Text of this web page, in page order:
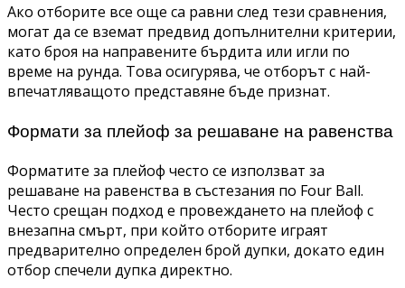
Ако отборите все още са равни след тези сравнения,
могат да се вземат предвид допълнителни критерии,
като броя на направените бърдита или игли по
време на рунда. Това осигурява, че отборът с най-
впечатляващото представяне бъде признат.
Формати за плейоф за решаване на равенства
Форматите за плейоф често се използват за
решаване на равенства в състезания по Four Ball.
Често срещан подход е провеждането на плейоф с
внезапна смърт, при който отборите играят
предварително определен брой дупки, докато един
отбор спечели дупка директно.